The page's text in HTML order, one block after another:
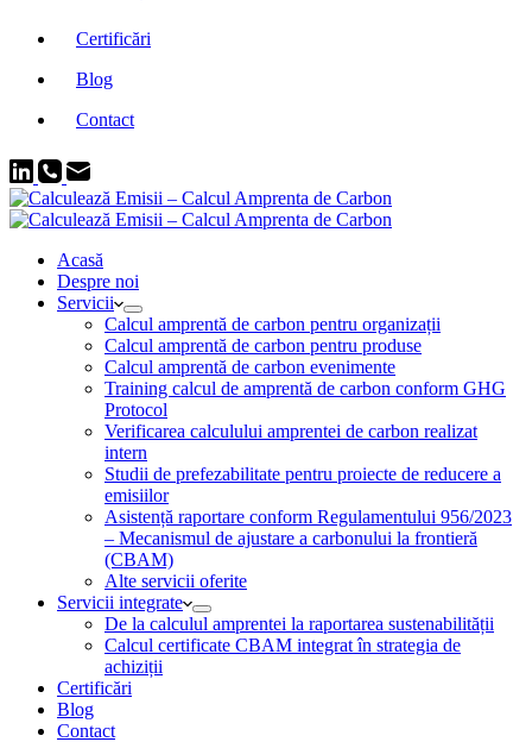
Certificări
Blog
Contact
Acasă
Despre noi
Servicii
Calcul amprentă de carbon pentru organizații
Calcul amprentă de carbon pentru produse
Calcul amprentă de carbon evenimente
Training calcul de amprentă de carbon conform GHG
Protocol
Verificarea calculului amprentei de carbon realizat
intern
Studii de prefezabilitate pentru proiecte de reducere a
emisiilor
Asistență raportare conform Regulamentului 956/2023
– Mecanismul de ajustare a carbonului la frontieră
(CBAM)
Alte servicii oferite
Servicii integrate
De la calculul amprentei la raportarea sustenabilității
Calcul certificate CBAM integrat în strategia de
achiziții
Certificări
Blog
Contact